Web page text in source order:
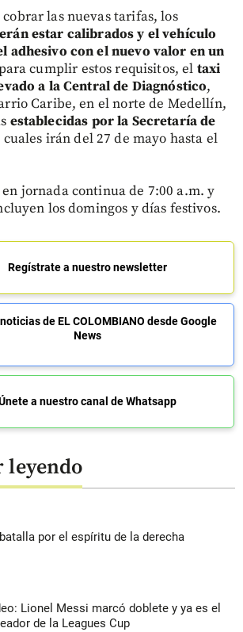
las nuevas tarifas, los
estar calibrados y el vehículo
adhesivo con el nuevo valor en un
cumplir estos requisitos, el taxi
a la Central de Diagnóstico,
Caribe, en el norte de Medellín,
establecidas por la Secretaría de
cuales irán del 27 de mayo hasta el
jornada continua de 7:00 a.m. y
los domingos y días festivos.
Regístrate a nuestro newsletter
de EL COLOMBIANO desde Google
News
a nuestro canal de Whatsapp
leyendo
por el espíritu de la derecha
Lionel Messi marcó doblete y ya es el
de la Leagues Cup